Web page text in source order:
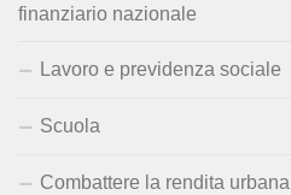
finanziario nazionale
Lavoro e previdenza sociale
Scuola
Combattere la rendita urbana